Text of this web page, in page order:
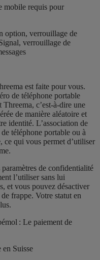
mobile requis pour
option, verrouillage de
verrouillage de
est faite pour vous.
de téléphone portable
Threema, c’est-à-dire une
de manière aléatoire et
identité. L’association de
téléphone portable ou à
ce qui vous permet d’utiliser
de confidentialité
l’utiliser sans lui
et vous pouvez désactiver
frappe. Votre statut en
: Le paiement de
en Suisse